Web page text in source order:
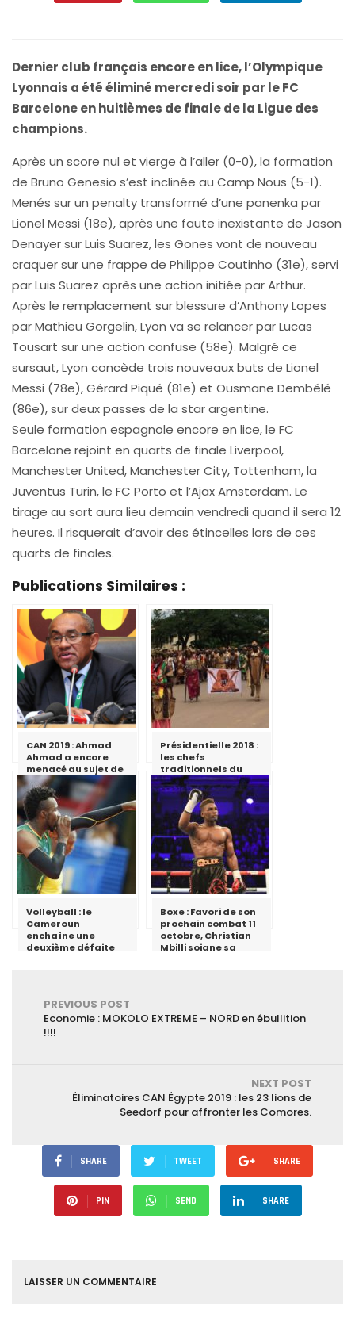
Dernier club français encore en lice, l’Olympique
Lyonnais a été éliminé mercredi soir par le FC
Barcelone en huitièmes de finale de la Ligue des
champions.
Après un score nul et vierge à l’aller (0-0), la formation
de Bruno Genesio s’est inclinée au Camp Nous (5-1).
Menés sur un penalty transformé d’une panenka par
Lionel Messi (18e), après une faute inexistante de Jason
Denayer sur Luis Suarez, les Gones vont de nouveau
craquer sur une frappe de Philippe Coutinho (31e), servi
par Luis Suarez après une action initiée par Arthur.
Après le remplacement sur blessure d’Anthony Lopes
par Mathieu Gorgelin, Lyon va se relancer par Lucas
Tousart sur une action confuse (58e). Malgré ce
sursaut, Lyon concède trois nouveaux buts de Lionel
Messi (78e), Gérard Piqué (81e) et Ousmane Dembélé
(86e), sur deux passes de la star argentine.
Seule formation espagnole encore en lice, le FC
Barcelone rejoint en quarts de finale Liverpool,
Manchester United, Manchester City, Tottenham, la
Juventus Turin, le FC Porto et l’Ajax Amsterdam. Le
tirage au sort aura lieu demain vendredi quand il sera 12
heures. Il risquerait d’avoir des étincelles lors de ces
quarts de finales.
Publications Similaires :
CAN 2019 : Ahmad
Ahmad a encore
menacé au sujet de
l’organisation par
le Cameroun
Présidentielle 2018 :
les chefs
traditionnels du
Sud apportent leur
soutien à Paul Biya
Volleyball : le
Cameroun
enchaîne une
deuxième défaite
Boxe : Favori de son
prochain combat 11
octobre, Christian
Mbilli soigne sa
PREVIOUS POST
Economie : MOKOLO EXTREME – NORD en ébullition
!!!!
NEXT POST
Éliminatoires CAN Égypte 2019 : les 23 lions de
Seedorf pour affronter les Comores.
SHARE TWEET SHARE
PIN SEND SHARE
LAISSER UN COMMENTAIRE